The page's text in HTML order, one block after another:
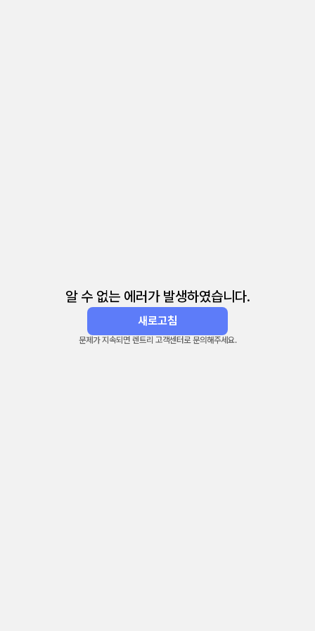
알 수 없는 에러가 발생하였습니다.
새로고침
문제가 지속되면 렌트리 고객센터로 문의해주세요.